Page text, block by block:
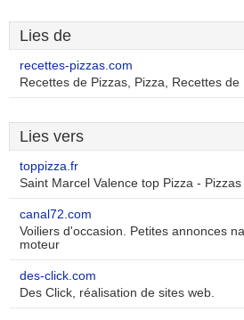
Lies de
recettes-pizzas.com
Recettes de Pizzas, Pizza, Recettes
Lies vers
toppizza.fr
Saint Marcel Valence top Pizza -
canal72.com
Voiliers d'occasion. Petites annonces
moteur
des-click.com
Des Click, réalisation de sites web.